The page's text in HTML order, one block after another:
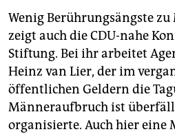
Wenig Berührungsängste
zeigt auch die CDU-nahe
Stiftung. Bei ihr arbeitet
Heinz van Lier, der im
öffentlichen Geldern die
Männeraufbruch ist
organisierte. Auch hier eine